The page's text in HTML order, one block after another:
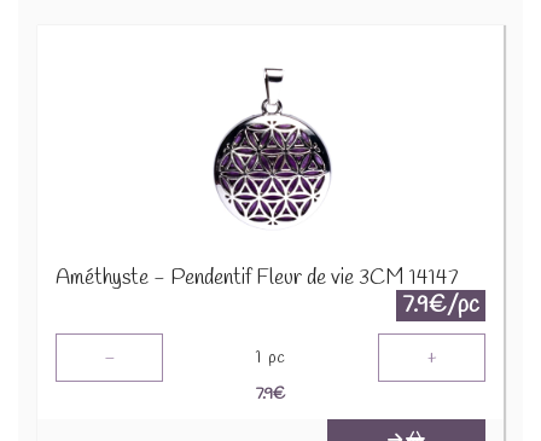
Améthyste - Pendentif Fleur de vie 3CM 14147
7.9€/pc
- 1 pc +
7.9€